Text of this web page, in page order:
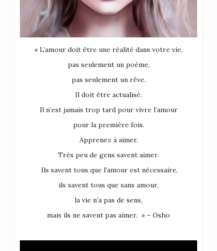
« L’amour doit être une réalité dans votre vie,
pas seulement un poème,
pas seulement un rêve.
Il doit être actualisé.
Il n’est jamais trop tard pour vivre l’amour
pour la première fois.
Apprenez à aimer.
Très peu de gens savent aimer.
Ils savent tous que l’amour est nécessaire,
ils savent tous que sans amour,
la vie n’a pas de sens,
mais ils ne savent pas aimer. » – Osho